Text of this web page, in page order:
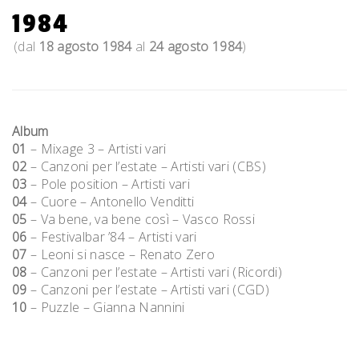
1984
(dal 18 agosto 1984al 24 agosto 1984)
Album
01 – Mixage 3 – Artisti vari
02 – Canzoni per l’estate – Artisti vari (CBS)
03 – Pole position – Artisti vari
04– Cuore – Antonello Venditti
05 – Va bene, va bene così – Vasco Rossi
06 – Festivalbar ’84 – Artisti vari
07 – Leoni si nasce – Renato Zero
08 – Canzoni per l’estate – Artisti vari (Ricordi)
09 – Canzoni per l’estate – Artisti vari (CGD)
10 – Puzzle – Gianna Nannini